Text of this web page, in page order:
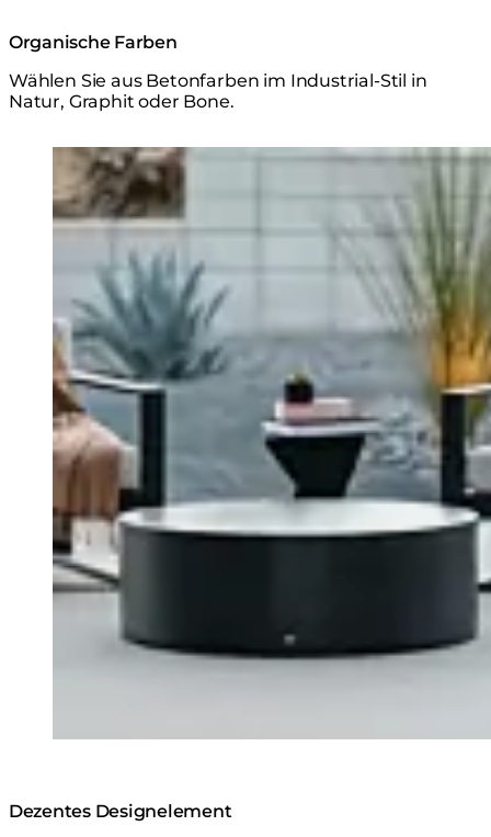
Organische Farben
Wählen Sie aus Betonfarben im Industrial-Stil in
Natur, Graphit oder Bone.
Loading image...
Dezentes Designelement